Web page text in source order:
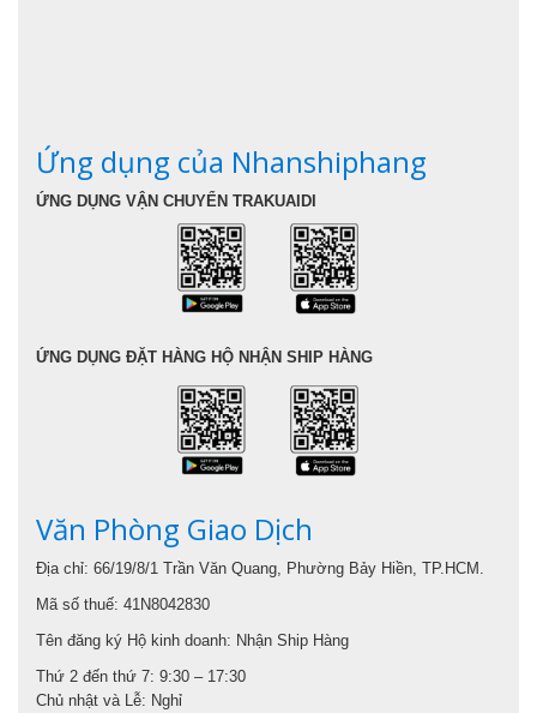
Ứng dụng của Nhanshiphang
ỨNG DỤNG VẬN CHUYỂN TRAKUAIDI
ỨNG DỤNG ĐẶT HÀNG HỘ NHẬN SHIP HÀNG
Văn Phòng Giao Dịch
Địa chỉ: 66/19/8/1 Trần Văn Quang, Phường Bảy Hiền, TP.HCM.
Mã số thuế: 41N8042830
Tên đăng ký Hộ kinh doanh: Nhận Ship Hàng
Thứ 2 đến thứ 7: 9:30 – 17:30
Chủ nhật và Lễ: Nghỉ